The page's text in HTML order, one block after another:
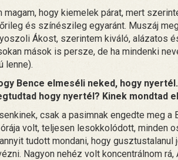
hogy kiemelek párat, mert
és színészileg egyaránt. Muszáj
Ákost, szerintem kiváló, alázatos
mások is persze, de ha mindenki
lenne).
Bence elmeséli neked, hogy
hogy nyertél? Kinek mondtad
csak a pasimnak engedte meg a
volt, teljesen lesokkolódott, minden
tudott mondani, hogy
Nagyon nehéz volt koncentrálnom rá,